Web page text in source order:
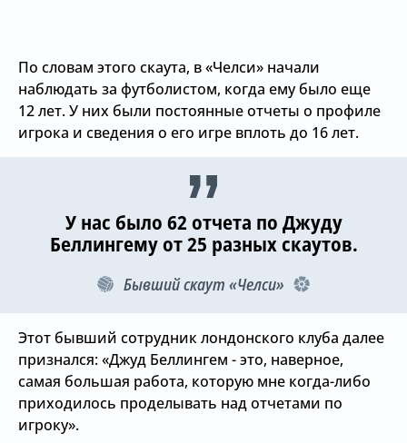
По словам этого скаута, в «Челси» начали
наблюдать за футболистом, когда ему было еще
12 лет. У них были постоянные отчеты о профиле
игрока и сведения о его игре вплоть до 16 лет.
У нас было 62 отчета по Джуду
Беллингему от 25 разных скаутов.
Бывший скаут «Челси»
Этот бывший сотрудник лондонского клуба далее
признался: «Джуд Беллингем - это, наверное,
самая большая работа, которую мне когда-либо
приходилось проделывать над отчетами по
игроку».